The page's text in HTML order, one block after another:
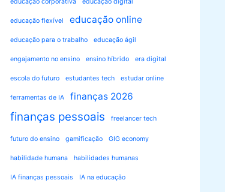
educação flexível educação online
educação para o trabalho educação ágil
engajamento no ensino ensino híbrido era digital
escola do futuro estudantes tech estudar online
ferramentas de IA finanças 2026
finanças pessoais freelancer tech
futuro do ensino gamificação GIG economy
habilidade humana habilidades humanas
IA finanças pessoais IA na educação